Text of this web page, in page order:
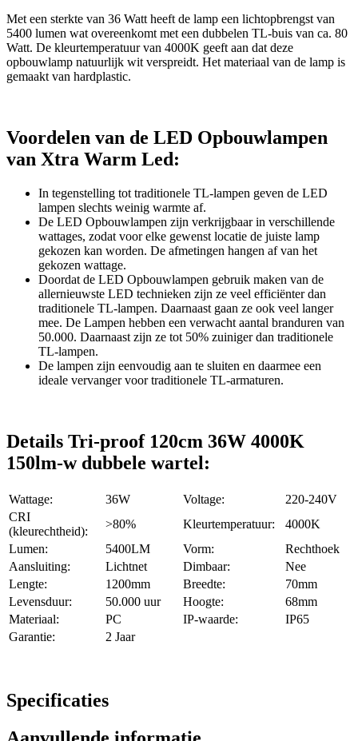
Met een sterkte van 36 Watt heeft de lamp een lichtopbrengst van
5400 lumen wat overeenkomt met een dubbelen TL-buis van ca. 80
Watt. De kleurtemperatuur van 4000K geeft aan dat deze
opbouwlamp natuurlijk wit verspreidt. Het materiaal van de lamp is
gemaakt van hardplastic.
Voordelen van de LED Opbouwlampen
van Xtra Warm Led:
In tegenstelling tot traditionele TL-lampen geven de LED
lampen slechts weinig warmte af.
De LED Opbouwlampen zijn verkrijgbaar in verschillende
wattages, zodat voor elke gewenst locatie de juiste lamp
gekozen kan worden. De afmetingen hangen af van het
gekozen wattage.
Doordat de LED Opbouwlampen gebruik maken van de
allernieuwste LED technieken zijn ze veel efficiënter dan
traditionele TL-lampen. Daarnaast gaan ze ook veel langer
mee. De Lampen hebben een verwacht aantal branduren van
50.000. Daarnaast zijn ze tot 50% zuiniger dan traditionele
TL-lampen.
De lampen zijn eenvoudig aan te sluiten en daarmee een
ideale vervanger voor traditionele TL-armaturen.
Details Tri-proof 120cm 36W 4000K
150lm-w dubbele wartel:
Wattage: 36W Voltage:
220-240V
CRI
(kleurechtheid):
>80% Kleurtemperatuur:
4000K
Lumen:
5400LM Vorm:
Rechthoek
Aansluiting:
Lichtnet Dimbaar:
Nee
Lengte:
1200mm Breedte:
70mm
Levensduur:
50.000 uur Hoogte:
68mm
Materiaal:
PC IP-waarde:
IP65
Garantie:
2 Jaar
Specificaties